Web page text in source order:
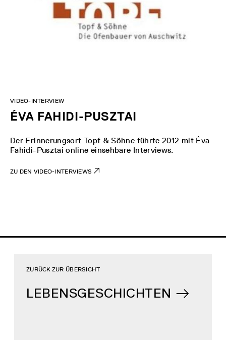
ÉVA FAHIDI-PUSZTAI
VIDEO-INTERVIEW
Der Erinnerungsort Topf & Söhne führte 2012 mit Éva
Fahidi-Pusztai online einsehbare Interviews.
ZU DEN VIDEO-INTERVIEWS
LEBENSGESCHICHTEN
ZURÜCK ZUR ÜBERSICHT